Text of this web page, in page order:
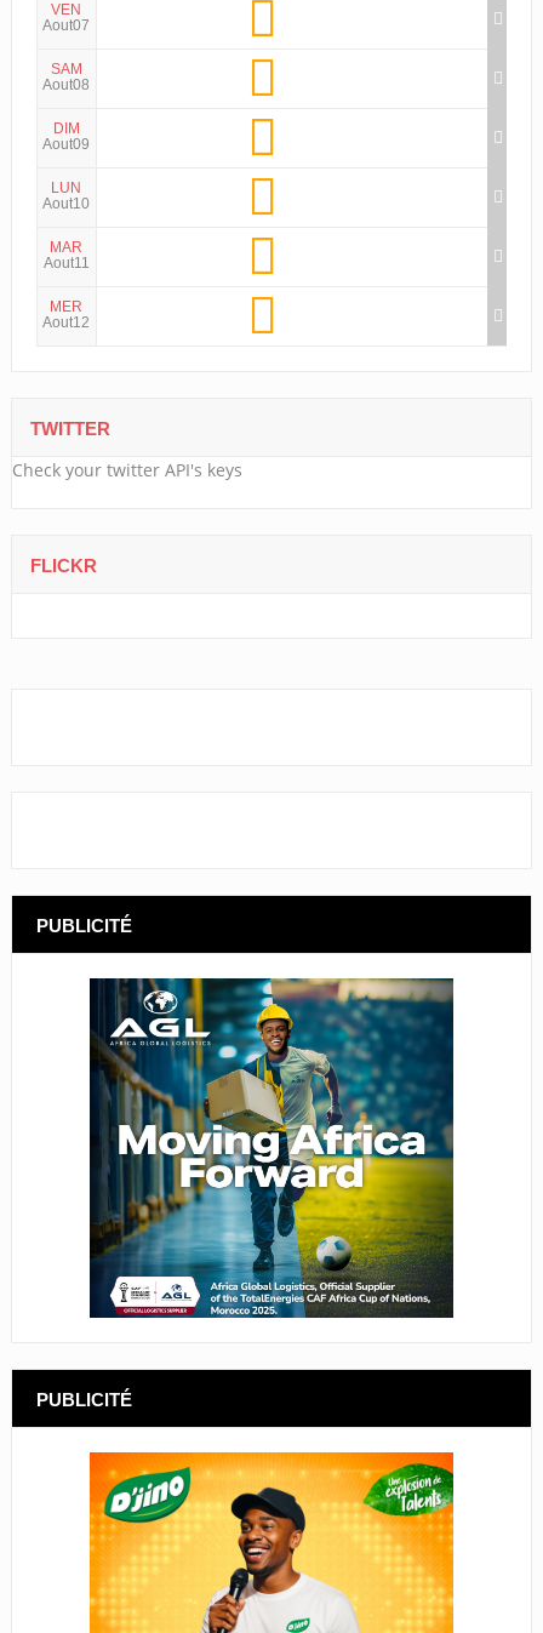
VEN
Aout07
SAM
Aout08
DIM
Aout09
LUN
Aout10
MAR
Aout11
MER
Aout12
TWITTER
Check your twitter API's keys
FLICKR
PUBLICITÉ
PUBLICITÉ